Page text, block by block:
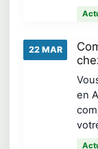
22 MAR
en